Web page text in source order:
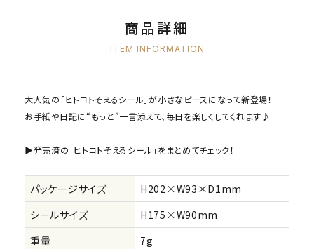
商品詳細
ITEM INFORMATION
大人気の「ヒトコトそえるシール」が小さなピースになって新登場！
お手紙や日記に“もっと”一言添えて、毎日を楽しくしてくれます♪
▶発売済の「ヒトコトそえるシール」をまとめてチェック！
パッケージサイズ
H202×W93×D1mm
シールサイズ
H175×W90mm
重量
7g